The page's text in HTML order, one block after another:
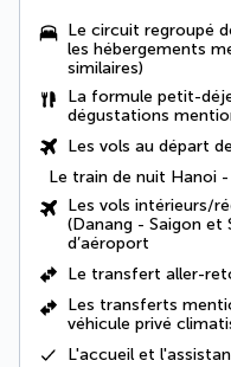
Le circuit regroupé
les hébergements
similaires)
La formule petit-
dégustations
Les vols au départ
Le train de nuit Hanoi
Les vols intérieurs/
(Danang - Saigon et
d’aéroport
Le transfert aller-
Les transferts
véhicule privé
L'accueil et